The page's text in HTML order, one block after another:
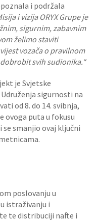
i podržala
i vizija ORYX Grupe je
sigurnim, zabavnim
želimo staviti
vozača o pravilnom
svih sudionika.“
je Svjetske
sigurnosti na
od 8. do 14. svibnja,
ovoga puta u fokusu
smanjio ovaj ključni
poslovanju u
istraživanju i
te distribuciji nafte i